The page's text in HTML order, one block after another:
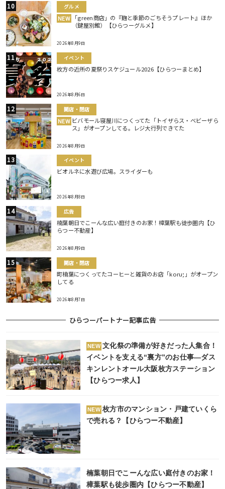
グルメ
NEW
「green商店」の『麹と季節のごちそうプレート』ほか
（鍵屋別館）【ひらつーグルメ】
2026年8月9日
イベント
枚方の近所の夏祭りスケジュール2026【ひらつーまとめ】
2026年8月6日
開店・閉店
NEW ビバモール寝屋川につくってた「トイザらス・ベビーザら
ス」がオープンしてる。レジ大行列できてた
2026年8月9日
イベント
ビオルネに水遊び広場。スライダーも
2026年8月8日
広告
楠葉朝日でこーんな広い庭付きのお家！樟葉駅も徒歩圏内【ひ
らつー不動産】
2026年8月9日
開店・閉店
町楠葉につくってたコーヒーと雑貨のお店「koru;」がオープン
してる
2026年8月7日
ひらつーパートナー記事広告
NEW 文化祭の準備が好きだった人集合！
イベントを支える“裏方”のお仕事―ダス
キンレントオール大阪枚方ステーション
【ひらつー求人】
NEW 枚方市のマンション・戸建ていくら
で売れる？【ひらつー不動産】
楠葉朝日でこーんな広い庭付きのお家！
樟葉駅も徒歩圏内【ひらつー不動産】